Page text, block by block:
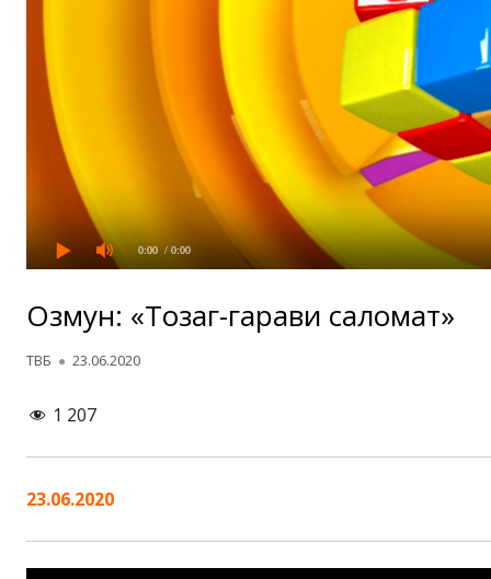
0:00 / 0:00
Озмун: «Тозагӣ-гарави саломатӣ»
Автор
ТВБ Опубликовано
23.06.2020
1 207
23.06.2020